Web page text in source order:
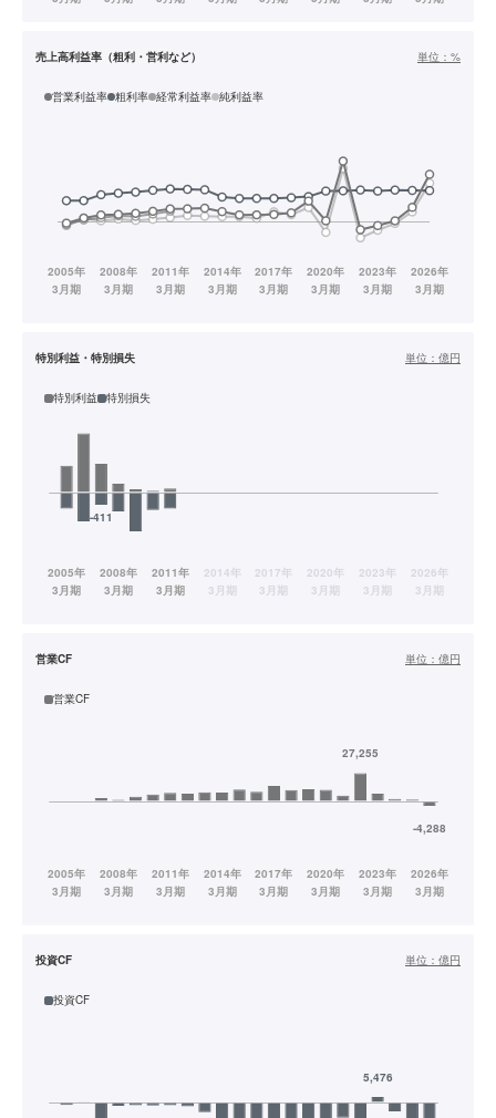
売上高利益率（粗利・営利など） 単位： %
営業利益率 粗利率 経常利益率 純利益率
特別利益・特別損失 単位： 億円
特別利益 特別損失
営業CF 単位： 億円
営業CF
投資CF 単位： 億円
投資CF